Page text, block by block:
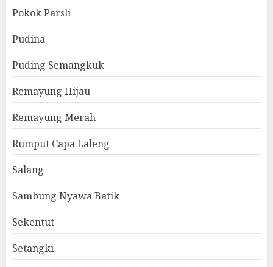
Pokok Parsli
Pudina
Puding Semangkuk
Remayung Hijau
Remayung Merah
Rumput Capa Laleng
Salang
Sambung Nyawa Batik
Sekentut
Setangki